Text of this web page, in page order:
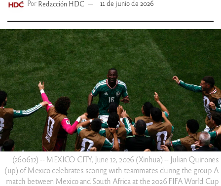
Por Redacción HDC 11 de junio de 2026
(260612) -- MEXICO CITY, June 12, 2026 (Xinhua) -- Julian Quinones
(up) of Mexico celebrates scoring with teammates during the group A
match between Mexico and South Africa at the 2026 FIFA World Cup